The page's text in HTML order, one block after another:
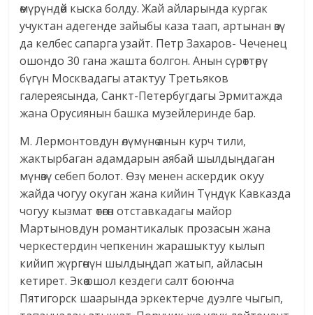
өмүрүндөй кыска болду. Жай айларында кургак
учуктан адегенде зайыбы каза таап, артынан өзү
да келбес сапарга узайт. Петр Захаров- Чеченец
ошондо 30 гана жашта болгон. Анын сүрөттөрү
бүгүн Москвадагы атактуу Третьяков
галереясында, Санкт-Петербугдагы Эрмитажда
жана Орусиянын башка музейлеринде бар.
М. Лермонтовдун өлүмүнө анын курч тили,
жактырбаган адамдарын аябай шылдыңдаган
мүнөзү себеп болот. Өзү менен аскердик окуу
жайда чогуу окуган жана кийин Түндүк Кавказда
чогуу кызмат өтөгөн отставкадагы майор
Мартыновдун романтикалык прозасын жана
черкестердин чепкенин жарашыктуу кылып
кийип жүргөнүн шылдыңдап жатып, айласын
кетирет. Экөө ошол кездеги салт боюнча
Пятигорск шаарында эркектерче дуэлге чыгып,